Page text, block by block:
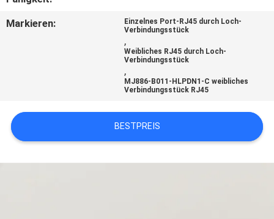
FORDERN
SITEMAP
PRIVACY
Markieren:
Einzelnes Port-RJ45 durch Loch-
Verbindungsstück
,
Weibliches RJ45 durch Loch-
Verbindungsstück
,
MJ886-B011-HLPDN1-C weibliches
Verbindungsstück RJ45
BESTPREIS